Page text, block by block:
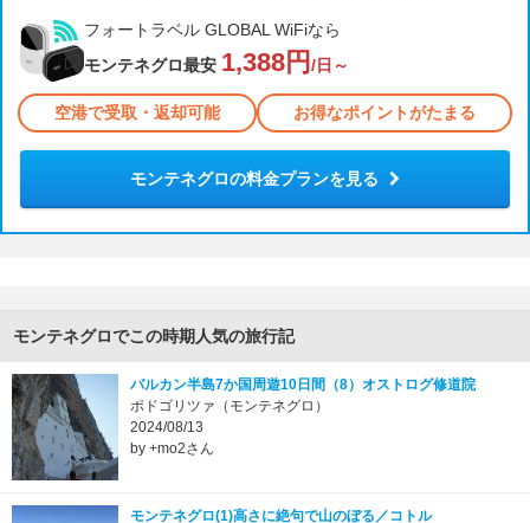
フォートラベル GLOBAL WiFiなら
モンテネグロ最安 1,388円 /日～
空港で受取・返却可能 お得なポイントがたまる
モンテネグロの料金プランを見る
モンテネグロでこの時期人気の旅行記
バルカン半島7か国周遊10日間（8）オストログ修道院
ポドゴリツァ（モンテネグロ）
2024/08/13
by +mo2さん
モンテネグロ(1)高さに絶句で山のぼる／コトル